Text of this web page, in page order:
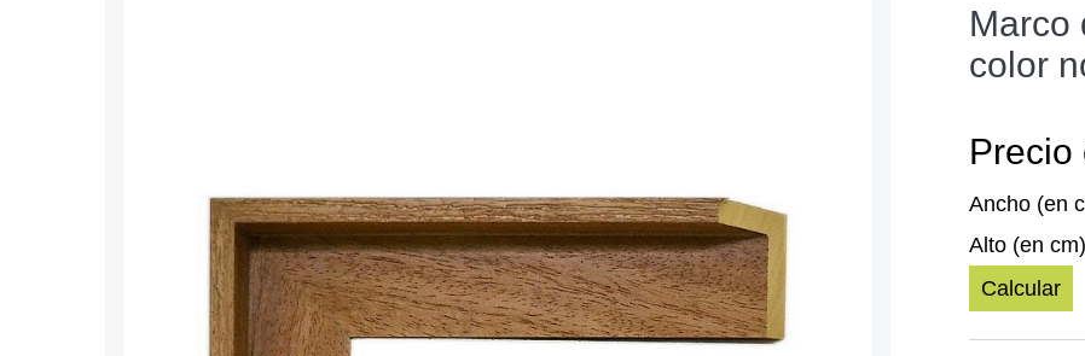
Marco
color
Precio
Ancho (en
Alto (en cm)
Calcular